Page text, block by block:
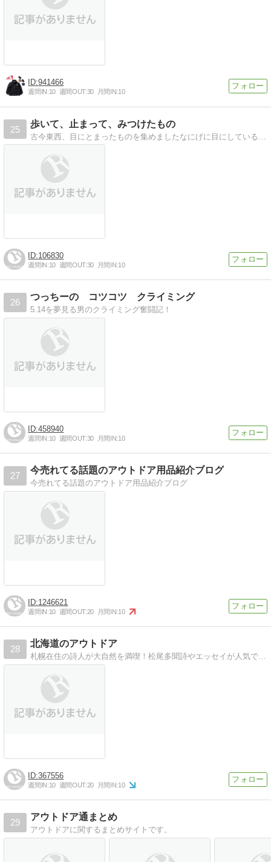
941466
週間IN:10 週間OUT:30 月間IN:10
25
歩いて、止まって、みつけたもの
106830
週間IN:10 週間OUT:30 月間IN:10
26
つっちーの コツコツ クライミング
5.14を夢見る男のクライミング奮闘記！
458940
週間IN:10 週間OUT:30 月間IN:10
27
今売れてる話題のアウトドア用品紹介ブログ
今売れてる話題のアウトドア用品紹介ブログ
1246621
週間IN:10 週間OUT:20 月間IN:10
28
北海道のアウトドア
札幌在住の詩人が大自然を満喫！松尾多聞詩やエッセイが人気です。是非よんでくださいね。
367556
週間IN:10 週間OUT:20 月間IN:10
29
アウトドア通まとめ
アウトドアに関するまとめサイトです。